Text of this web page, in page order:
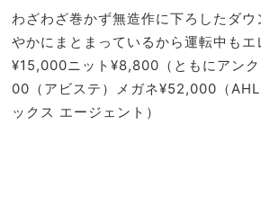
わざわざ巻かず無造作に下ろしたダ
やかにまとまっているから運転中もエ
¥15,000ニット¥8,800（ともにアン
00（アビステ）メガネ¥52,000（
ックス エージェント）